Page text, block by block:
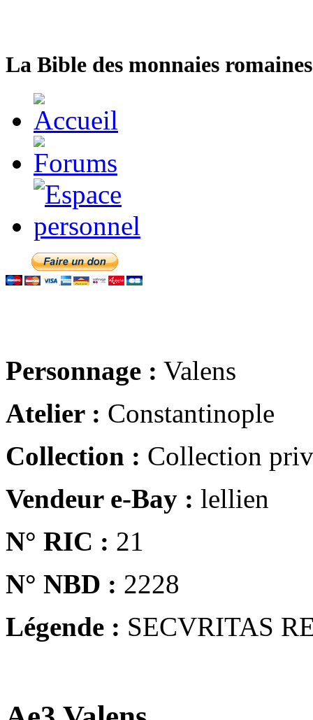
La Bible des monnaies
Personnage : Valens
Atelier : Constantinople
Collection : Collection
Vendeur e-Bay : lellien
N° RIC : 21
N° NBD : 2228
Légende : SECVRITAS